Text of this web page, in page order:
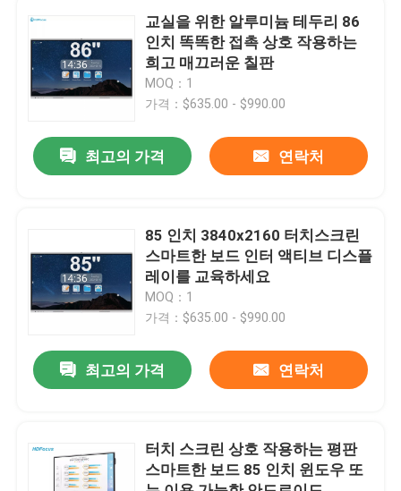
회사 소개
공장 여행
연락주세요
인용문을 요구하세요
상호 작용하는 스마트한 보드
65 인치 스마트한 보드
교실을 위한 알루미늄 테두리 86
인치 똑똑한 접촉 상호 작용하는
희고 매끄러운 칠판
MOQ：1
가격：$635.00 - $990.00
최고의 가격 연락처
85 인치 3840x2160 터치스크린
스마트한 보드 인터 액티브 디스플
레이를 교육하세요
MOQ：1
가격：$635.00 - $990.00
최고의 가격 연락처
터치 스크린 상호 작용하는 평판
스마트한 보드 85 인치 윈도우 또